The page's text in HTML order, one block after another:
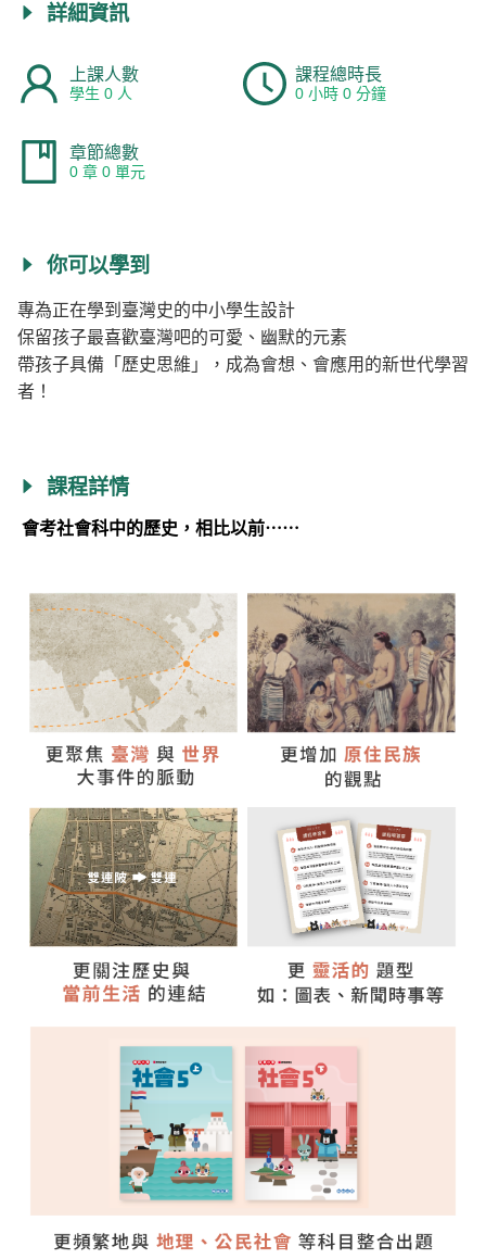
詳細資訊
上課人數
學生 0 人
課程總時長
0 小時 0 分鐘
章節總數
0 章 0 單元
你可以學到
專為正在學到臺灣史的中小學生設計
保留孩子最喜歡臺灣吧的可愛、幽默的元素
帶孩子具備「歷史思維」，成為會想、會應用的新世代學習
者！
課程詳情
會考社會科中的歷史，相比以前⋯⋯